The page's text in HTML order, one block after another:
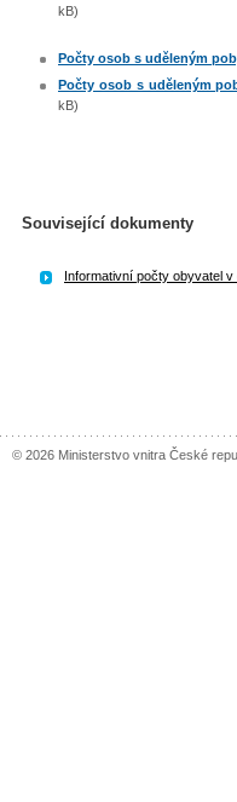
kB)
Počty osob s uděleným
Počty osob s uděleným
kB)
Související dokumenty
Informativní počty obyvatel
© 2026 Ministerstvo vnitra České